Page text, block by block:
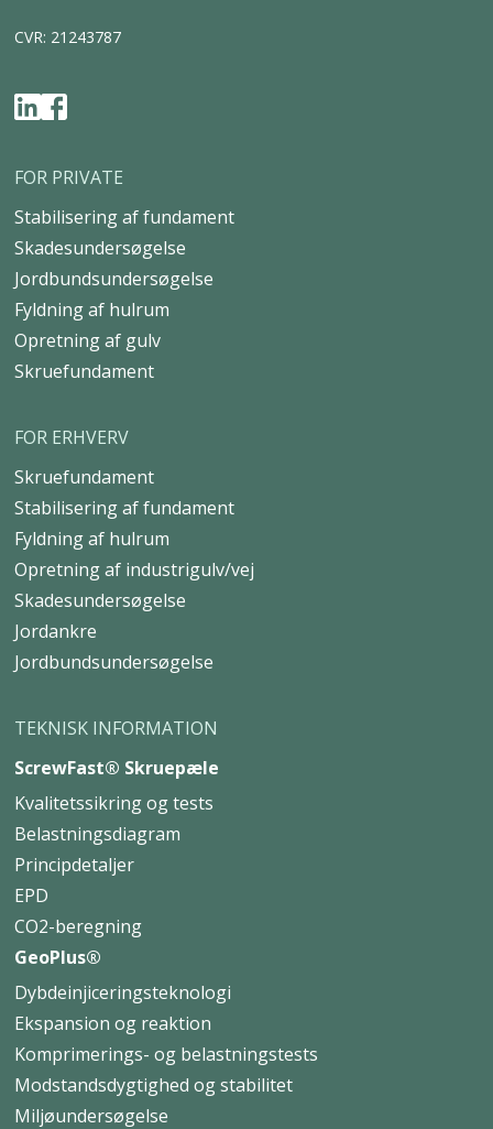
CVR: 21243787
FOR PRIVATE
Stabilisering af fundament
Skadesundersøgelse
Jordbundsundersøgelse
Fyldning af hulrum
Opretning af gulv
Skruefundament
FOR ERHVERV
Skruefundament
Stabilisering af fundament
Fyldning af hulrum
Opretning af industrigulv/vej
Skadesundersøgelse
Jordankre
Jordbundsundersøgelse
TEKNISK INFORMATION
ScrewFast® Skruepæle
Kvalitetssikring og tests
Belastningsdiagram
Principdetaljer
EPD
CO2-beregning
GeoPlus®
Dybdeinjiceringsteknologi
Ekspansion og reaktion
Komprimerings- og belastningstests
Modstandsdygtighed og stabilitet
Miljøundersøgelse